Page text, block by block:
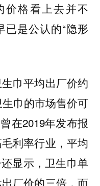
价格看上去并不
是公认的“隐形
巾平均出厂价约
巾的市场售价可
在2019年发布报
利率行业，平均
显示，卫生巾单
厂价的三倍，而